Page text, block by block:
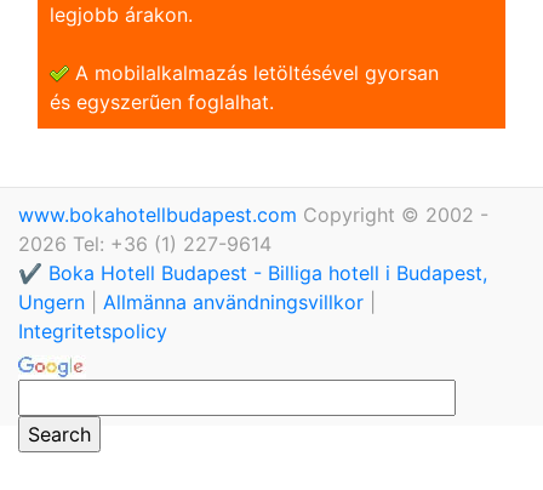
legjobb árakon.
A mobilalkalmazás letöltésével gyorsan
és egyszerũen foglalhat.
www.bokahotellbudapest.com Copyright © 2002 -
2026 Tel: +36 (1) 227-9614
✔️ Boka Hotell Budapest - Billiga hotell i Budapest,
Ungern
Allmänna användningsvillkor
Integritetspolicy